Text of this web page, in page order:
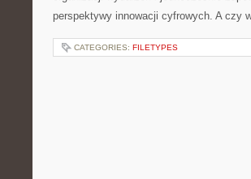
perspektywy innowacji cyfrowych. A czy
CATEGORIES: FILETYPES